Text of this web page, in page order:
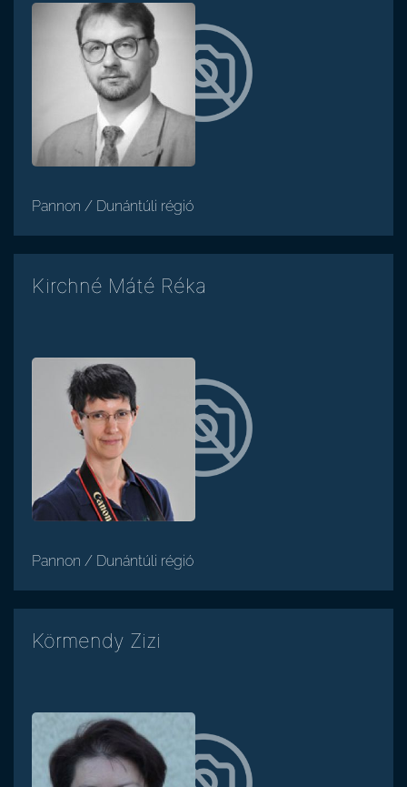
Pannon / Dunántúli régió
Kirchné Máté Réka
Pannon / Dunántúli régió
Körmendy Zizi